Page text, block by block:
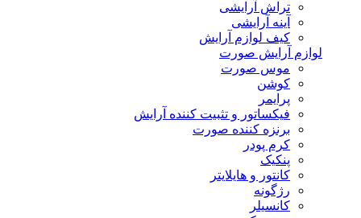
تراش آرایشی
آینه آرایشی
کیف لوازم آرایش
لوازم آرایش صورت
موس صورت
کوشن
پرایمر
فیکساتور و تثبیت کننده آرایش
برنزه کننده صورت
کرم پودر
پنکیک
کانتور و هایلایتر
رژگونه
کانسیلر